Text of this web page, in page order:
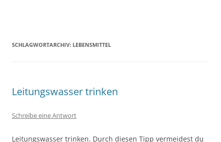
SCHLAGWORTARCHIV: LEBENSMITTEL
Leitungswasser trinken
Schreibe eine Antwort
Leitungswasser trinken. Durch diesen Tipp vermeidest du